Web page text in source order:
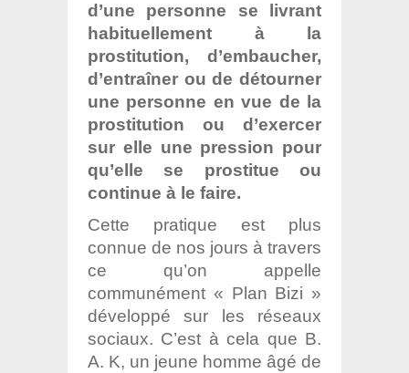
d’une personne se livrant
habituellement à la
prostitution, d’embaucher,
d’entraîner ou de détourner
une personne en vue de la
prostitution ou d’exercer
sur elle une pression pour
qu’elle se prostitue ou
continue à le faire.
Cette pratique est plus
connue de nos jours à travers
ce qu’on appelle
communément « Plan Bizi »
développé sur les réseaux
sociaux. C’est à cela que B.
A. K, un jeune homme âgé de